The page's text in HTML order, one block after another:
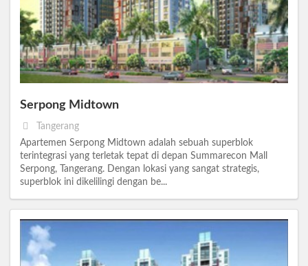
Serpong Midtown
Tangerang
Apartemen Serpong Midtown adalah sebuah superblok
terintegrasi yang terletak tepat di depan Summarecon Mall
Serpong, Tangerang. Dengan lokasi yang sangat strategis,
superblok ini dikelilingi dengan be...